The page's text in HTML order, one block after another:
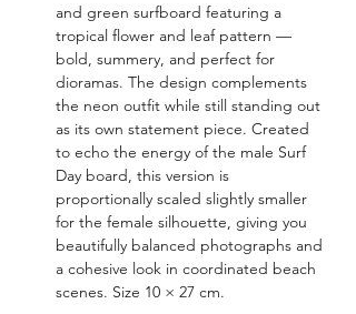
and green surfboard featuring a
tropical flower and leaf pattern —
bold, summery, and perfect for
dioramas. The design complements
the neon outfit while still standing out
as its own statement piece. Created
to echo the energy of the male Surf
Day board, this version is
proportionally scaled slightly smaller
for the female silhouette, giving you
beautifully balanced photographs and
a cohesive look in coordinated beach
scenes. Size 10 × 27 cm.